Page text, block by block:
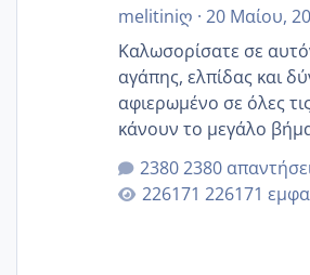
melitiniღ · 20 Μαίου,
Καλωσορίσατε σε
αγάπης, ελπίδας και
αφιερωμένο σε όλες
κάνουν το μεγάλο
μητρότητα μέσω
Εδώ θα μοιραστούμε
εμπειρίες και κάθε
2380
226171